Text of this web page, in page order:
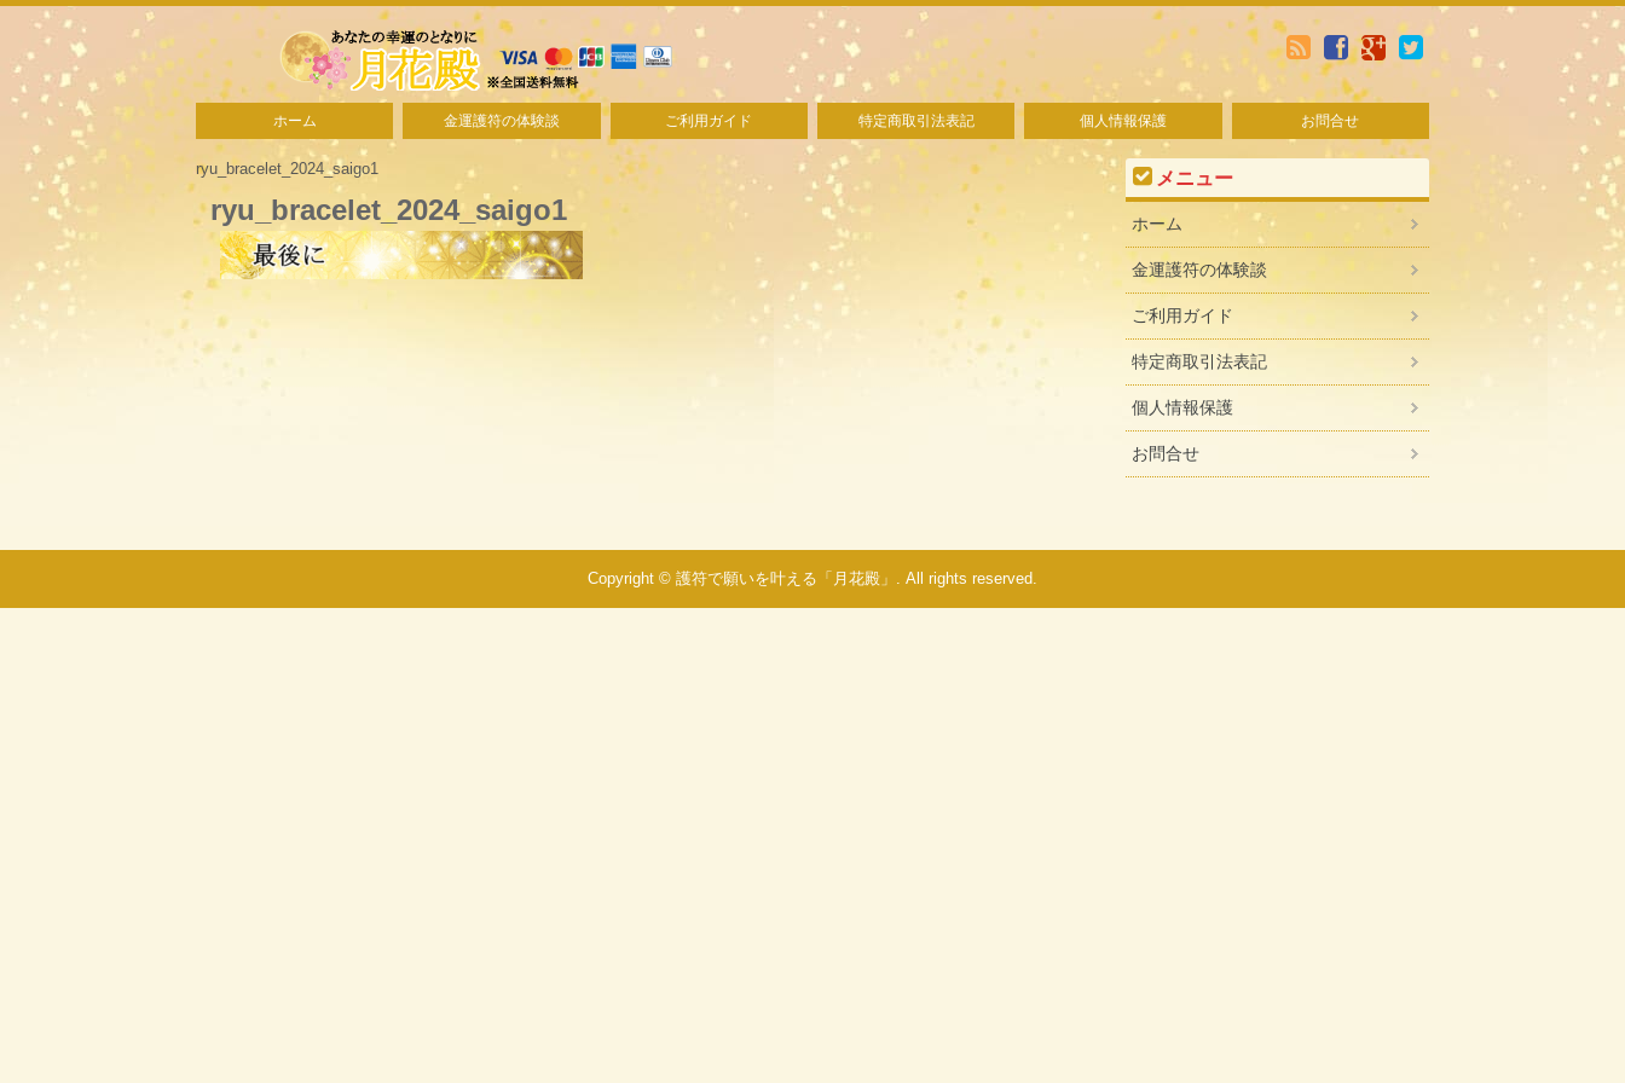
ホーム 金運護符の体験談 ご利用ガイド 特定商取引法表記 個人情報保護 お問合せ
ryu_bracelet_2024_saigo1
ryu_bracelet_2024_saigo1
メニュー
ホーム
金運護符の体験談
ご利用ガイド
特定商取引法表記
個人情報保護
お問合せ
Copyright © 護符で願いを叶える「月花殿」. All rights reserved.